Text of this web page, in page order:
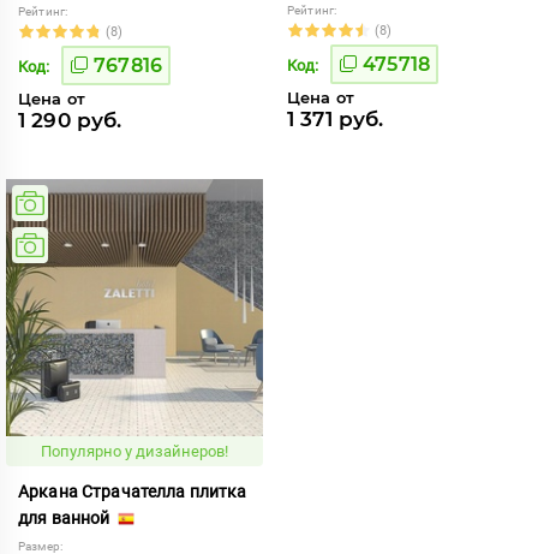
Рейтинг:
(8)
Код: 767816
Цена от
1 290 руб.
Рейтинг:
(8)
Код: 475718
Цена от
1 371 руб.
Популярно у дизайнеров!
Аркана Страчателла плитка
для ванной
Размер: